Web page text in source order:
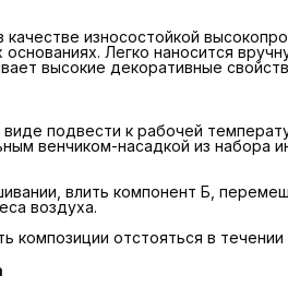
износостойкой
Легко наносится
высокие декоративные
подвести к рабочей
венчиком-насадкой из набора
влить компонент Б,
воздуха.
композиции отстояться в